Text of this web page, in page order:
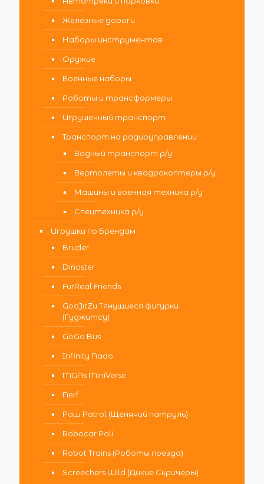
Железные дороги
Наборы инструментов
Оружие
Военные наборы
Роботы и трансформеры
Игрушечный транспорт
Транспорт на радиоуправлении
Водный транспорт р/у
Вертолеты и квадрокоптеры р/у
Машины и военная техника р/у
Спецтехника р/у
Игрушки по Брендам
Bruder
Dinoster
FurReal Friends
GooJitZu Тянущиеся фигурки
(Гуджитсу)
GoGo Bus
Infinity Nado
MGAs MiniVerse
Nerf
Paw Patrol (Щенячий патруль)
Robocar Poli
Robot Trains (Роботы поезда)
Screechers Wild (Дикие Скричеры)